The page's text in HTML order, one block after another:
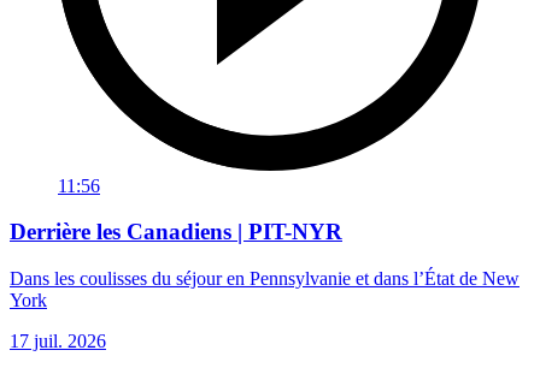
11:56
Derrière les Canadiens | PIT-NYR
Dans les coulisses du séjour en Pennsylvanie et dans l’État de New
York
17 juil. 2026